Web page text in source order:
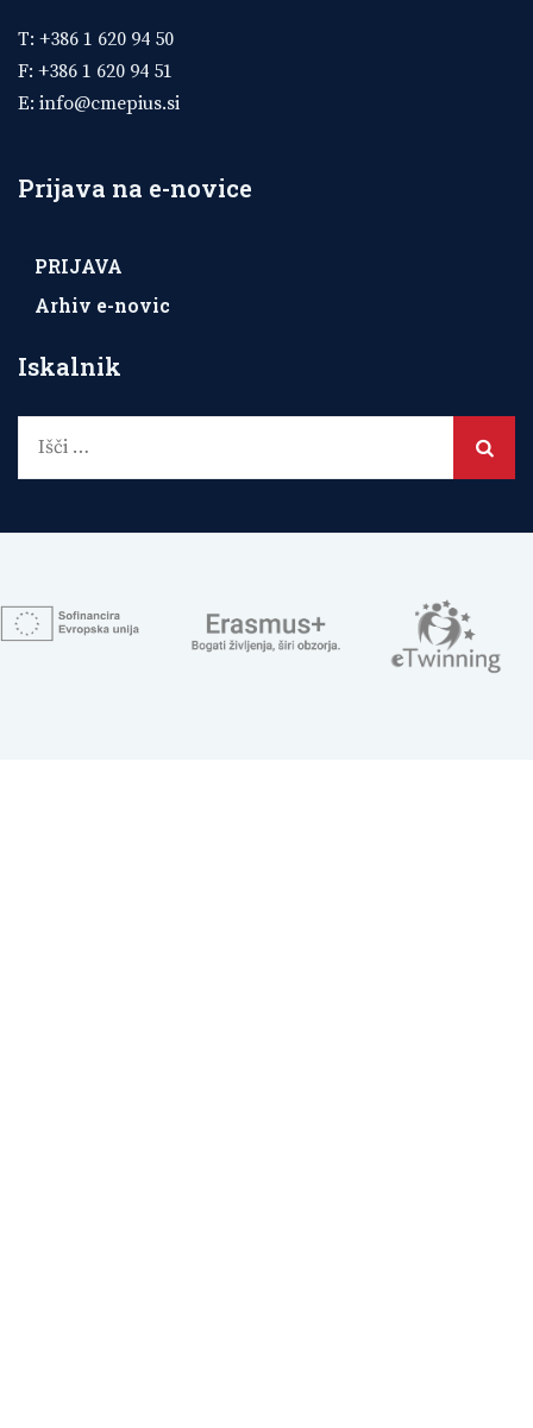
T: +386 1 620 94 50
F: +386 1 620 94 51
E: info@cmepius.si
Prijava na e-novice
PRIJAVA
Arhiv e-novic
Iskalnik